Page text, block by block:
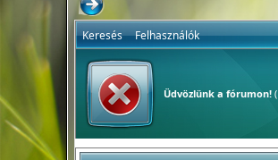
Keresés Felhasználók
Üdvözlünk a fórumon!(